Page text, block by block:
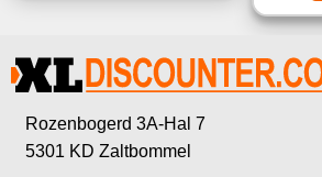
Rozenbogerd 3A-Hal 7
5301 KD Zaltbommel